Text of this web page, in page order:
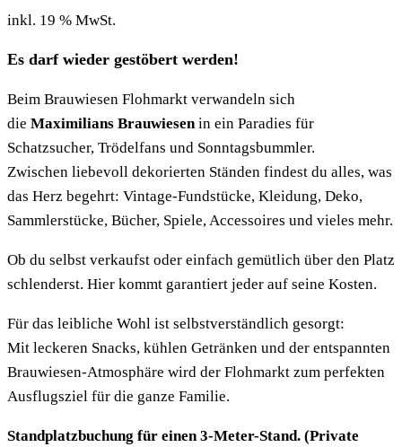
inkl. 19 % MwSt.
Es darf wieder gestöbert werden!
Beim Brauwiesen Flohmarkt verwandeln sich
die Maximilians Brauwiesenin ein Paradies für
Schatzsucher, Trödelfans und Sonntagsbummler.
Zwischen liebevoll dekorierten Ständen findest du alles, was
das Herz begehrt: Vintage-Fundstücke, Kleidung, Deko,
Sammlerstücke, Bücher, Spiele, Accessoires und vieles mehr.
Ob du selbst verkaufst oder einfach gemütlich über den Platz
schlenderst. Hier kommt garantiert jeder auf seine Kosten.
Für das leibliche Wohl ist selbstverständlich gesorgt:
Mit leckeren Snacks, kühlen Getränken und der entspannten
Brauwiesen-Atmosphäre wird der Flohmarkt zum perfekten
Ausflugsziel für die ganze Familie.
Standplatzbuchung für einen 3-Meter-Stand. (Private